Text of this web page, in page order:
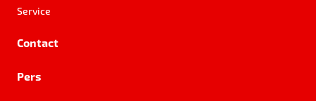
Service
Contact
Pers